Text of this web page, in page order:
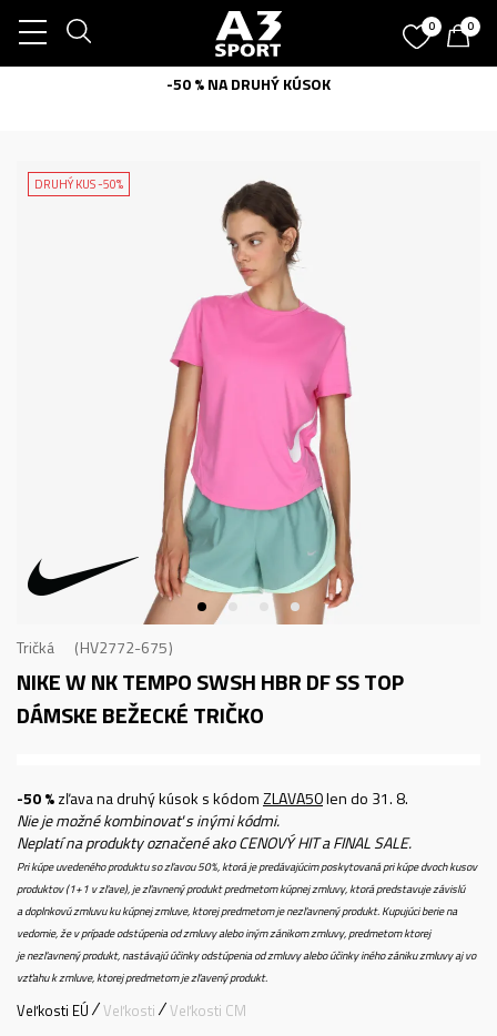
0 0
-50 % NA DRUHÝ KÚSOK
DRUHÝ KUS -50%
Tričká HV2772-675
NIKE W NK TEMPO SWSH HBR DF SS TOP
DÁMSKE BEŽECKÉ TRIČKO
-50 %zľava na druhý kúsok s kódomZLAVA50len do 31. 8.
Nie je možné kombinovať s inými kódmi.
Neplatí na produkty označené ako CENOVÝ HIT a FINAL SALE.
Pri kúpe uvedeného produktu so zľavou 50%, ktorá je predávajúcim poskytovaná pri kúpe dvoch kusov
produktov (1+1 v zľave), je zľavnený produkt predmetom kúpnej zmluvy, ktorá predstavuje závislú
a doplnkovú zmluvu ku kúpnej zmluve, ktorej predmetom je nezľavnený produkt. Kupujúci berie na
vedomie, že v prípade odstúpenia od zmluvy alebo iným zánikom zmluvy, predmetom ktorej
je nezľavnený produkt, nastávajú účinky odstúpenia od zmluvy alebo účinky iného zániku zmluvy aj vo
vzťahu k zmluve, ktorej predmetom je zľavený produkt.
Veľkosti EÚ Veľkosti Veľkosti CM